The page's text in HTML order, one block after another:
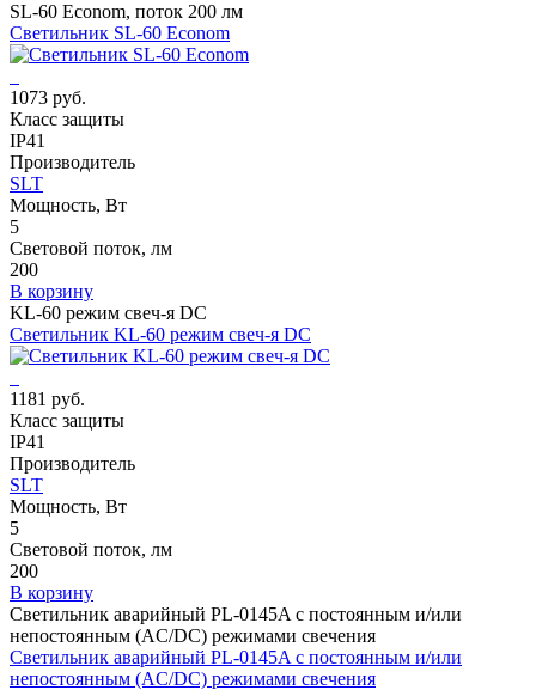
SL-60 Econom, поток 200 лм
Светильник SL-60 Econom
1073 руб.
Класс защиты
IP41
Производитель
SLT
Мощность, Вт
5
Световой поток, лм
200
В корзину
KL-60 режим свеч-я DC
Светильник KL-60 режим свеч-я DC
1181 руб.
Класс защиты
IP41
Производитель
SLT
Мощность, Вт
5
Световой поток, лм
200
В корзину
Светильник аварийный PL-0145A с постоянным и/или
непостоянным (AC/DC) режимами свечения
Светильник аварийный PL-0145A с постоянным и/или
непостоянным (AC/DC) режимами свечения